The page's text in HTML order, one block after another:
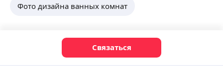
Фото дизайна ванных комнат
Связаться